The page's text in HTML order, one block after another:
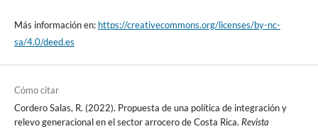
Más información en: https://creativecommons.org/licenses/by-nc-
sa/4.0/deed.es
Cómo citar
Cordero Salas, R. (2022). Propuesta de una política de integración y
relevo generacional en el sector arrocero de Costa Rica. Revista